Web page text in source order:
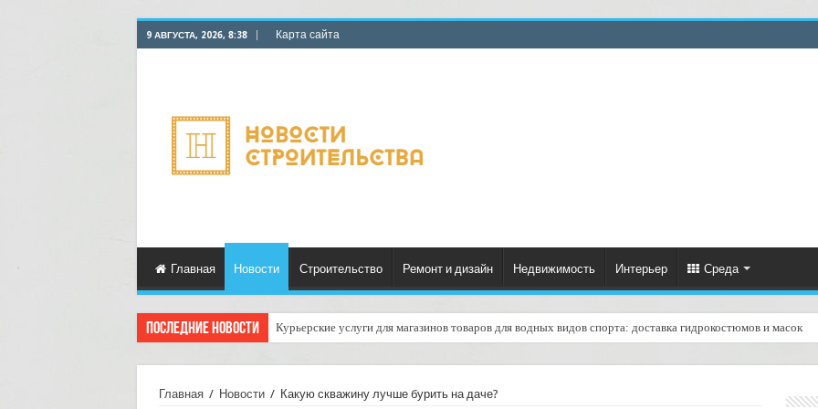
9 АВГУСТА, 2026, 8:38 Карта сайта
Главная Новости Строительство Ремонт и дизайн Недвижимость Интерьер Среда
Последние новости Курьерские услуги для магазинов товаров для водных видов спорта: доставка гидрокостюмов и масок
Как настроить автоматическое формирование рейтинга курьеров по качеству доставок: практическое
Главная / Новости / Какую скважину лучше бурить на даче?